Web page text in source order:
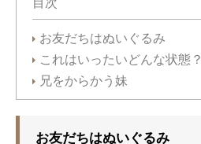
お友だちはぬいぐるみ
これはいったいどんな状態？
兄をからかう妹
お友だちはぬいぐるみ